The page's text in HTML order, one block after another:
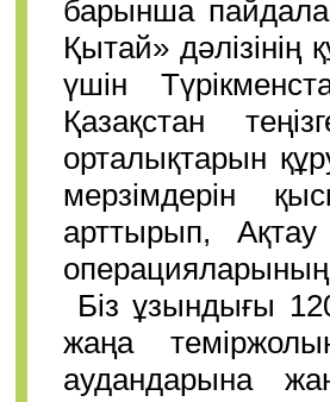
барынша
Қытай»
үшін
Қазақстан
орталықтарын
мерзімдерін
арттырып,
операцияларының
Біз ұзындығы
жаңа
аудандарына